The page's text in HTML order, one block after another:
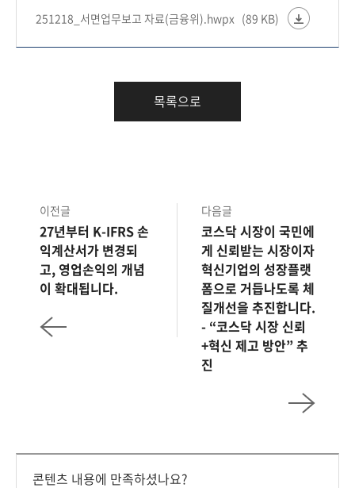
251218_서면업무보고 자료(금융위).hwpx (89 KB)
목록으로
이전글
27년부터 K-IFRS 손
익계산서가 변경되
고, 영업손익의 개념
이 확대됩니다.
다음글
코스닥 시장이 국민에
게 신뢰받는 시장이자
혁신기업의 성장플랫
폼으로 거듭나도록 체
질개선을 추진합니다.
- “코스닥 시장 신뢰
+혁신 제고 방안” 추
진
콘텐츠 내용에 만족하셨나요?